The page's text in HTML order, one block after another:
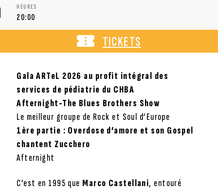
HEURES
20:00
TICKETS
Gala ARTeL 2026 au profit intégral des
services de pédiatrie du CHBA
Afternight-The Blues Brothers Show
Le meilleur groupe de Rock et Soul d’Europe
1ère partie : Overdose d’amore et son Gospel
chantent Zucchero
Afternight
C’est en 1995 que Marco Castellani, entouré